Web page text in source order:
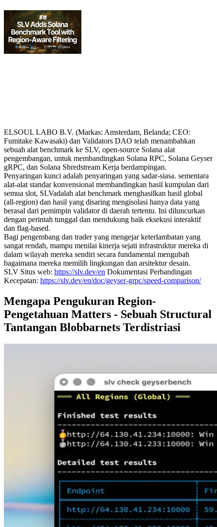
ELSOUL LABO B.V. (Markas: Amsterdam, Belanda; CEO:
Fumitake Kawasaki) dan Validators DAO telah menambahkan
sebuah alat benchmark ke SLV, open-source Solana alat
pengembangan, untuk membandingkan Solana RPC, Solana Geyser
gRPC, dan Solana Shredstream Kerja berdampingan.
Penyaringan kunci adalah penyaringan yang sadar-siasa. sementara
alat-alat standar konvensional membandingkan hasil kumpulan dari
semua slot, SLVadalah alat benchmark menghasilkan hasil global
(all-region) dan hasil yang disaring mengisolasi hanya data yang
berasal dari pemimpin validator di daerah tertentu. Ini diluncurkan
dengan perintah tunggal dan mendukung baik eksekusi interaktif
dan flag-based.
Bagi pengembang dan trader yang mengejar keterlambatan yang
sangat rendah, mampu menilai kinerja sejati infrastruktur mereka di
dalam wilayah mereka sendiri secara fundamental mengubah
bagaimana mereka memilih lingkungan dan arsitektur desain.
SLV Situs web: https://slv.dev/en Dokumentasi Perbandingan
Kecepatan: https://slv.dev/en/doc/geyser-grpc/speed-comparison/
Mengapa Pengukuran Region-
Pengetahuan Matters - Sebuah Structural
Tantangan Blobbarnets Terdistriasi